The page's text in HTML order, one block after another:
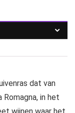
dat van
in het